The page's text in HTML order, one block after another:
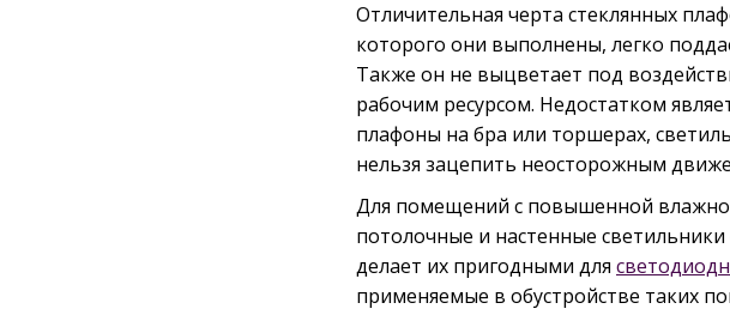
Отличительная черта стеклянных
которого они выполнены, легко
Также он не выцветает под
рабочим ресурсом. Недостатком
плафоны на бра или торшерах,
нельзя зацепить неосторожным
Для помещений с повышенной
потолочные и настенные
делает их пригодными для
применяемые в обустройстве таких